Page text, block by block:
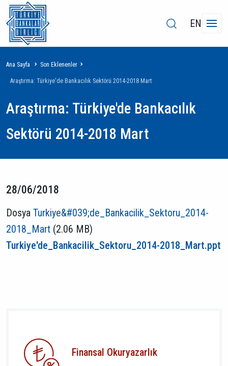
EN
Sayfa
yolu
Ana Sayfa Son Eklenenler
Araştırma: Türkiye'de Bankacılık Sektörü 2014-2018 Mart
Araştırma: Türkiye'de Bankacılık
Sektörü 2014-2018 Mart
28/06/2018
Dosya Turkiye&#039;de_Bankacilik_Sektoru_2014-
2018_Mart (2.06 MB)
Turkiye'de_Bankacilik_Sektoru_2014-2018_Mart.ppt
Finansal Okuryazarlık